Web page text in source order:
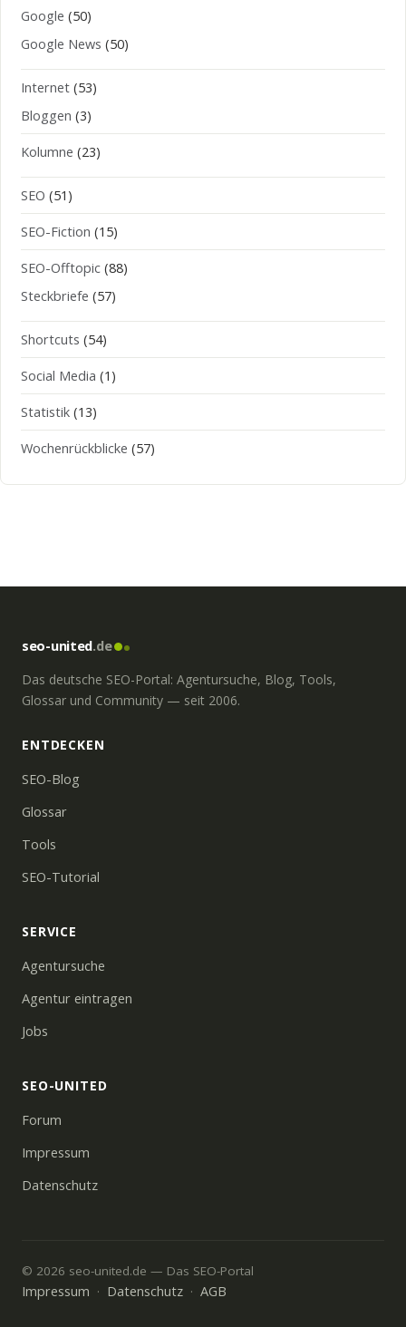
Google (50)
Google News (50)
Internet (53)
Bloggen (3)
Kolumne (23)
SEO (51)
SEO-Fiction (15)
SEO-Offtopic (88)
Steckbriefe (57)
Shortcuts (54)
Social Media (1)
Statistik (13)
Wochenrückblicke (57)
seo-united.de
Das deutsche SEO-Portal: Agentursuche, Blog, Tools,
Glossar und Community — seit 2006.
ENTDECKEN
SEO-Blog
Glossar
Tools
SEO-Tutorial
SERVICE
Agentursuche
Agentur eintragen
Jobs
SEO-UNITED
Forum
Impressum
Datenschutz
© 2026 seo-united.de — Das SEO-Portal
Impressum · Datenschutz · AGB